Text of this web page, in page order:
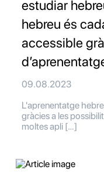
estudiar
hebreu és
accessible
09.08.2023
L'aprenentatge
gràcies a les
moltes apli […]